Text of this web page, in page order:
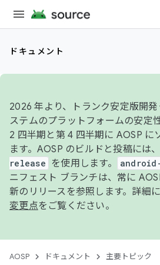
ドキュメント
2026 年より、トランク安定版開
ステムのプラットフォームの安定
2 四半期と第 4 四半期に AOSP に
ます。AOSP のビルドと投稿には、
release
を使用します。
ニフェスト ブランチは、常に
新のリリースを参照します。詳細
変更点をご覧ください。
AOSP ドキュメント 主要トピック